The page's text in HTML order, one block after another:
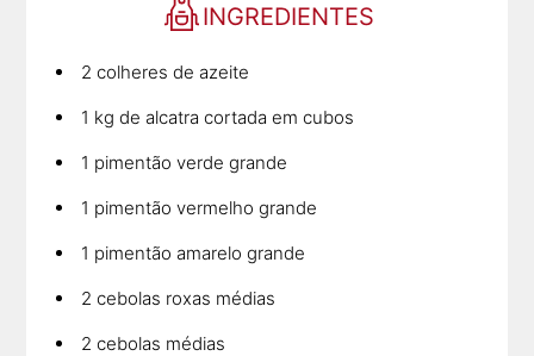
INGREDIENTES
2 colheres de azeite
1 kg de alcatra cortada em cubos
1 pimentão verde grande
1 pimentão vermelho grande
1 pimentão amarelo grande
2 cebolas roxas médias
2 cebolas médias